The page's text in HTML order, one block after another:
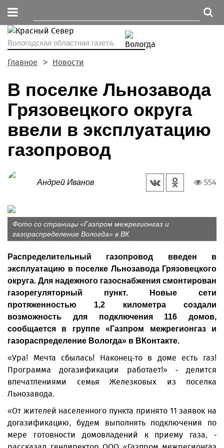
Вологодская областная газета.
Главное Новости
В поселке Льнозавода
Грязовецкого округа
ввели в эксплуатацию
газопровод
Андрей Иванов 554
Фото со страницы «Газпром межрегионгаз и
газораспределение Вологда» в ВК
Распределительный газопровод введен в
эксплуатацию в поселке Льнозавода Грязовецкого
округа. Для надежного газоснабжения смонтирован
газорегуляторный пункт. Новые сети
протяженностью 1,2 километра создали
возможность для подключения 116 домов,
сообщается в группе «Газпром межрегионгаз и
газораспределение Вологда» в ВКонтакте.
«Ура! Мечта сбылась! Наконец-то в доме есть газ!
Программа догазификации работает!» - делится
впечатлениями семья Железковых из поселка
Льнозавода.
«От жителей населенного пункта принято 11 заявок на
догазификацию, будем выполнять подключения по
мере готовности домовладений к приему газа, -